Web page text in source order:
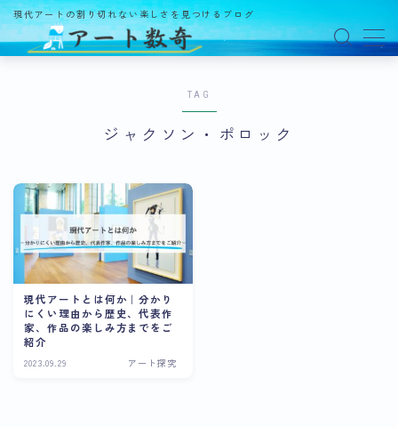
現代アートの割り切れない楽しさを見つけるブログ
ギャラリー
百貨店
美術館・博物館
オルタナティブスペース
アートフェア
TAG
ジャクソン・ポロック
現代アートとは何か｜分かり
にくい理由から歴史、代表作
家、作品の楽しみ方までをご
紹介
2023.09.29 アート探究